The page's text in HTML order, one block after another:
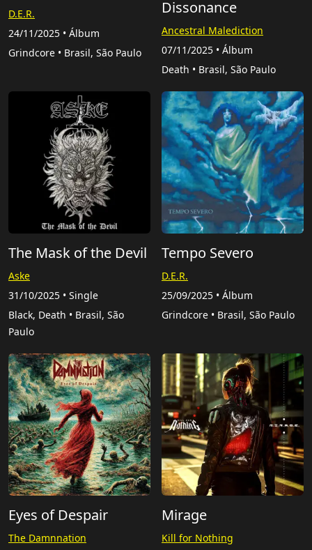
D.E.R.
24/11/2025 • Álbum
Grindcore • Brasil, São Paulo
Dissonance
Ancestral Malediction
07/11/2025 • Álbum
Death • Brasil, São Paulo
The Mask of the Devil
Aske
31/10/2025 • Single
Black, Death • Brasil, São
Paulo
Tempo Severo
D.E.R.
25/09/2025 • Álbum
Grindcore • Brasil, São Paulo
Eyes of Despair
The Damnnation
Mirage
Kill for Nothing